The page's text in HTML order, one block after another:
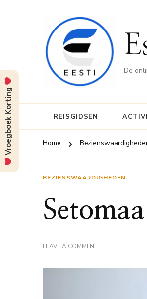
De
REISGIDSEN
Home
BEZIENSWAARDIGHEDEN
LEAVE A COMMENTON
Vroegboek Korting